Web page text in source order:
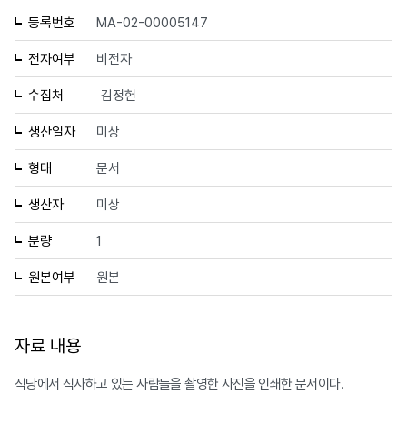
등록번호 MA-02-00005147
전자여부 비전자
수집처 김정헌
생산일자 미상
형태 문서
생산자 미상
분량 1
원본여부 원본
자료 내용
식당에서 식사하고 있는 사람들을 촬영한 사진을 인쇄한 문서이다.